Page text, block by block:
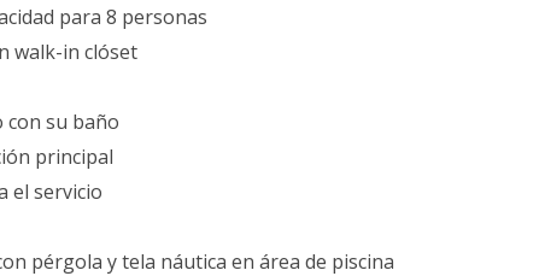
para 8 personas
walk-in clóset
con su baño
principal
el servicio
pérgola y tela náutica en área de piscina